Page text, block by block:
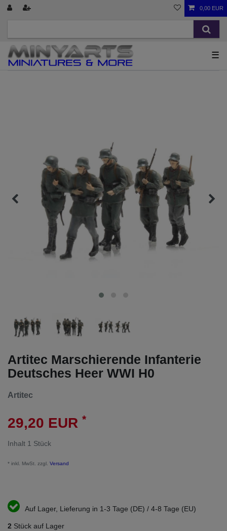
0,00 EUR
☰
Artitec Marschierende Infanterie
Deutsches Heer WWI H0
Artitec
29,20 EUR *
Inhalt 1 Stück
* inkl. MwSt. zzgl. Versand
Auf Lager, Lieferung in 1-3 Tage (DE) / 4-8 Tage (EU)
2 Stück auf Lager